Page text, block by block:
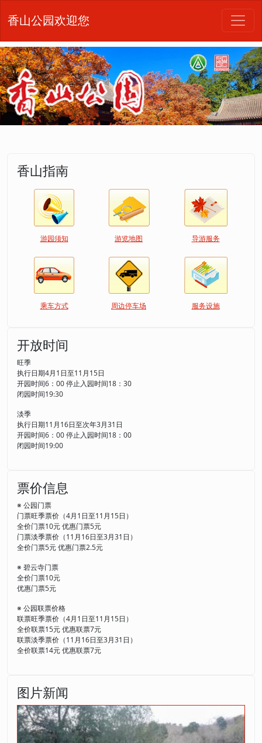
香山公园欢迎您
香山指南
游园须知 游览地图 导游服务
乘车方式 周边停车场 服务设施
开放时间
旺季
执行日期4月1日至11月15日
开园时间6：00 停止入园时间18：30
闭园时间19:30
淡季
执行日期11月16日至次年3月31日
开园时间6：00 停止入园时间18：00
闭园时间19:00
票价信息
※ 公园门票
门票旺季票价（4月1日至11月15日）
全价门票10元 优惠门票5元
门票淡季票价（11月16日至3月31日）
全价门票5元 优惠门票2.5元
※ 碧云寺门票
全价门票10元
优惠门票5元
※ 公园联票价格
联票旺季票价（4月1日至11月15日）
全价联票15元 优惠联票7元
联票淡季票价（11月16日至3月31日）
全价联票14元 优惠联票7元
图片新闻